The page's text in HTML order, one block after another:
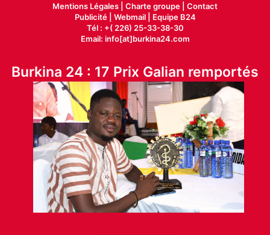
Mentions Légales | Charte groupe | Contact
Publicité| Webmail |
Equipe B24
Tél : +( 226) 25-33-38-30
Email: info[at]burkina24.com
Burkina 24 : 17 Prix Galian remportés